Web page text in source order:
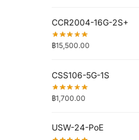
CCR2004-16G-2S+
฿15,500.00
CSS106-5G-1S
฿1,700.00
USW-24-PoE